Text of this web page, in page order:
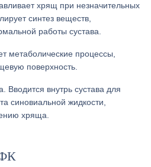
хрящ при незначительных
синтез веществ,
работы сустава.
метаболические процессы,
поверхность.
Вводится внутрь сустава для
синовиальной жидкости,
хряща.